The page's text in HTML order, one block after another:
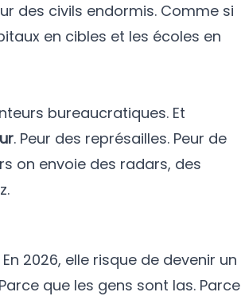
des civils endormis. Comme si
en cibles et les écoles en
bureaucratiques. Et
. Peur des représailles. Peur de
on envoie des radars, des
2026, elle risque de devenir un
que les gens sont las. Parce